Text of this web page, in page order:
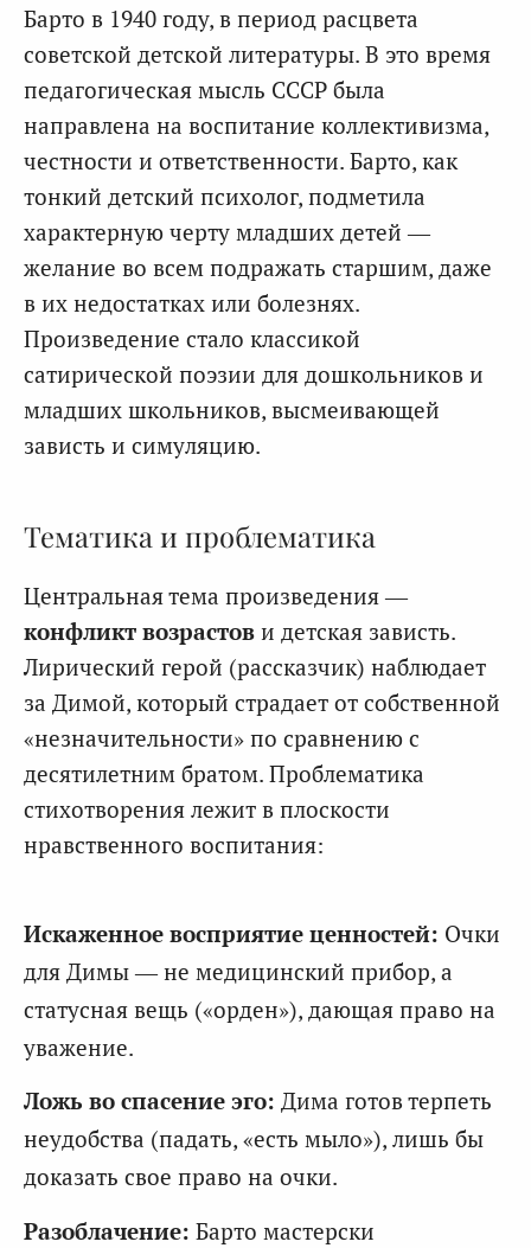
Барто в 1940 году, в период расцвета
советской детской литературы. В это время
педагогическая мысль СССР была
направлена на воспитание коллективизма,
честности и ответственности. Барто, как
тонкий детский психолог, подметила
характерную черту младших детей —
желание во всем подражать старшим, даже
в их недостатках или болезнях.
Произведение стало классикой
сатирической поэзии для дошкольников и
младших школьников, высмеивающей
зависть и симуляцию.
Тематика и проблематика
Центральная тема произведения —
конфликт возрастов и детская зависть.
Лирический герой (рассказчик) наблюдает
за Димой, который страдает от собственной
«незначительности» по сравнению с
десятилетним братом. Проблематика
стихотворения лежит в плоскости
нравственного воспитания:
Искаженное восприятие ценностей: Очки
для Димы — не медицинский прибор, а
статусная вещь («орден»), дающая право на
уважение.
Ложь во спасение эго: Дима готов терпеть
неудобства (падать, «есть мыло»), лишь бы
доказать свое право на очки.
Разоблачение: Барто мастерски